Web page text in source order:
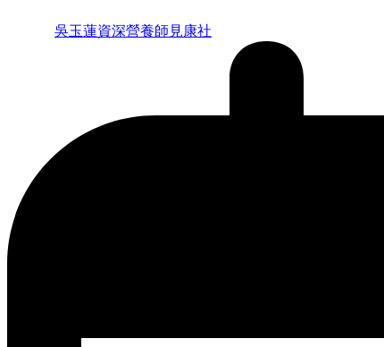
吳玉蓮資深營養師 見康社